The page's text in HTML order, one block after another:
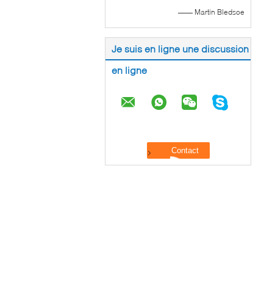
—— Martin Bledsoe
Je suis en ligne une discussion
en ligne